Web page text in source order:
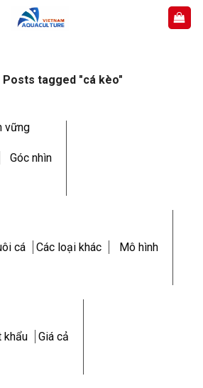
Posts tagged "cá kèo"
vững
Góc nhìn
cá Các loại khác Mô hình
khẩu Giá cả